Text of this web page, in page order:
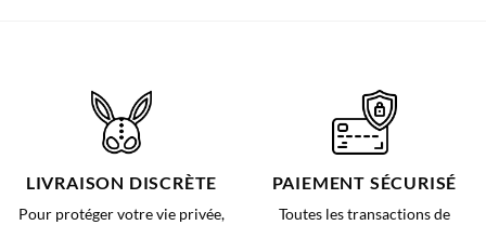
LIVRAISON DISCRÈTE
Pour protéger votre vie privée,
PAIEMENT SÉCURISÉ
Toutes les transactions de